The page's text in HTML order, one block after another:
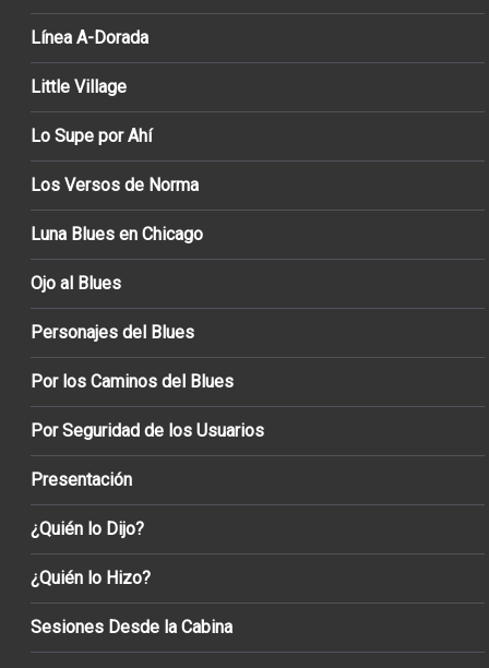
Línea A-Dorada
Little Village
Lo Supe por Ahí
Los Versos de Norma
Luna Blues en Chicago
Ojo al Blues
Personajes del Blues
Por los Caminos del Blues
Por Seguridad de los Usuarios
Presentación
¿Quién lo Dijo?
¿Quién lo Hizo?
Sesiones Desde la Cabina